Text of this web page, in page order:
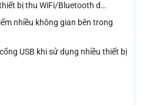
bị thu WiFi/Bluetooth d…
nhiều không gian bên trong
USB khi sử dụng nhiều thiết bị